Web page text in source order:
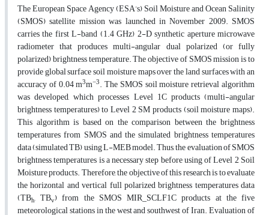
The European Space Agency (ESA’s) Soil Moisture and Ocean Salinity
(SMOS) satellite mission was launched in November 2009. SMOS
carries the first L-band (1.4 GHz) 2-D synthetic aperture microwave
radiometer that produces multi-angular dual polarized (or fully
polarized) brightness temperature. The objective of SMOS mission is to
provide global surface soil moisture maps over the land surfaces with an
accuracy of 0.04 m3m−3. The SMOS soil moisture retrieval algorithm
was developed, which processes Level 1C products (multi-angular
brightness temperatures) to Level 2 SM products (soil moisture maps).
This algorithm is based on the comparison between the brightness
temperatures from SMOS and the simulated brightness temperatures
data (simulated TB) using L-MEB model. Thus, the evaluation of SMOS
brightness temperatures is a necessary step before using of Level 2 Soil
Moisture products. Therefore, the objective of this research is to evaluate
the horizontal and vertical full polarized brightness temperatures data
(TBh, TBv) from the SMOS MIR_SCLF1C products at the five
meteorological stations in the west and southwest of Iran. Evaluation of